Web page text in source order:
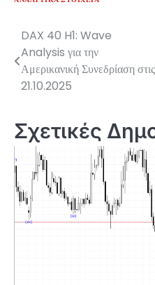
Πλοήγηση
άρθρων
DAX 40 H1: Wave
Analysis για την
Αμερικανική Συνεδρίαση στις
21.10.2025
Σχετικές